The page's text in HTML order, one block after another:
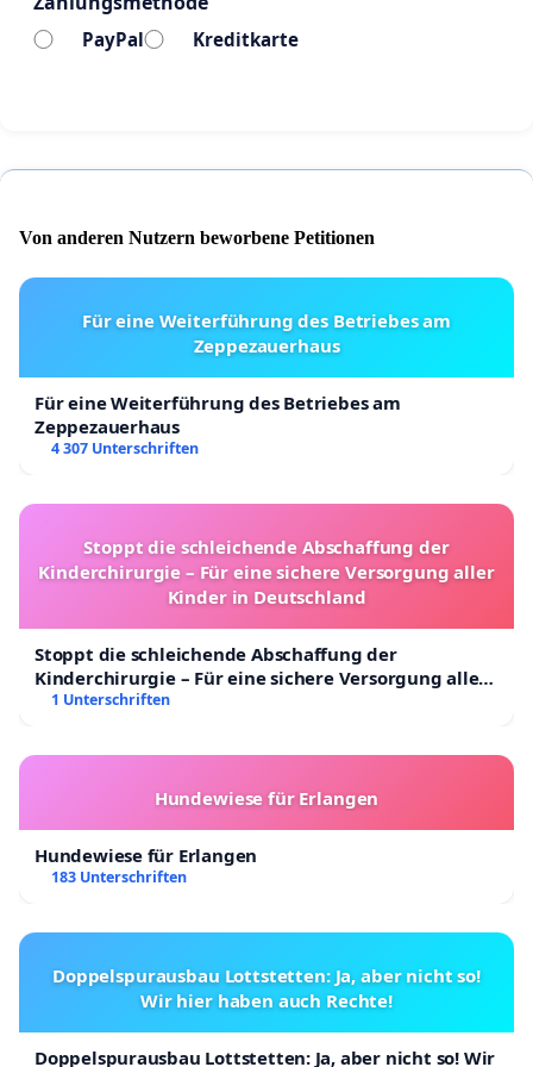
unterschreiben. Jede Unterschrift zählt!
PayPal Kreditkarte
Von anderen Nutzern beworbene Petitionen
Für eine Weiterführung des Betriebes am
Zeppezauerhaus
Für eine Weiterführung des Betriebes am
Zeppezauerhaus
4 307 Unterschriften
Stoppt die schleichende Abschaffung der
Kinderchirurgie – Für eine sichere Versorgung aller
Kinder in Deutschland
Stoppt die schleichende Abschaffung der
Kinderchirurgie – Für eine sichere Versorgung aller
Kinder in Deutschland
1 Unterschriften
Hundewiese für Erlangen
Hundewiese für Erlangen
183 Unterschriften
Doppelspurausbau Lottstetten: Ja, aber nicht so!
Wir hier haben auch Rechte!
Doppelspurausbau Lottstetten: Ja, aber nicht so! Wir